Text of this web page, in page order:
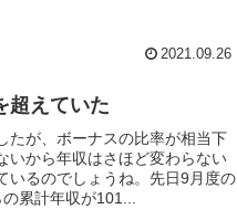
2021.09.26
超えていた
たが、ボーナスの比率が相当下
いから年収はさほど変わらない
いるのでしょうね。先日9月度の
累計年収が101...